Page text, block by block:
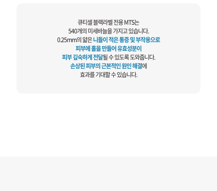
큐티셀 블랙라벨 전용 MTS는
540개의 미세바늘을 가지고 있습니다.
0.25mm의 얇은니들이 적은 통증 및 부작용으로
피부에 홀을 만들어 유효성분이
피부 깊숙하게 전달될 수 있도록 도와줍니다.
손상된 피부의 근본적인 원인 해결에
효과를 기대할 수 있습니다.